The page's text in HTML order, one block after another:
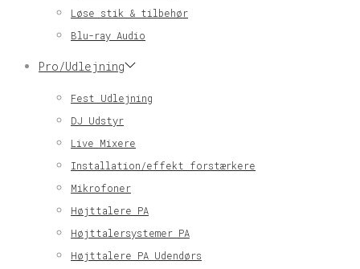
Løse stik & tilbehør
Blu-ray Audio
Pro/Udlejning
Fest Udlejning
DJ Udstyr
Live Mixere
Installation/effekt forstærkere
Mikrofoner
Højttalere PA
Højttalersystemer PA
Højttalere PA Udendørs